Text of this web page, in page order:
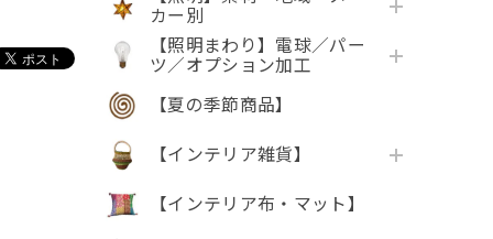
カー別
【照明まわり】電球／パー
ツ／オプション加工
【夏の季節商品】
【インテリア雑貨】
【インテリア布・マット】